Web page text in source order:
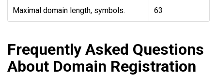
Maximal domain length, symbols. 63
Frequently Asked Questions
About Domain Registration